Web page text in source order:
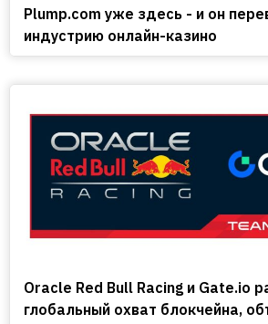
Plump.com уже здесь - и он
индустрию онлайн-казино
Oracle Red Bull Racing и Gate.io
глобальный охват блокчейна,